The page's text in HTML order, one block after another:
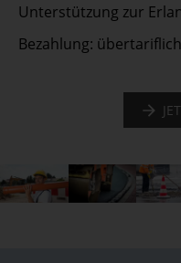
Unterstützung zur
Bezahlung: übertariflich